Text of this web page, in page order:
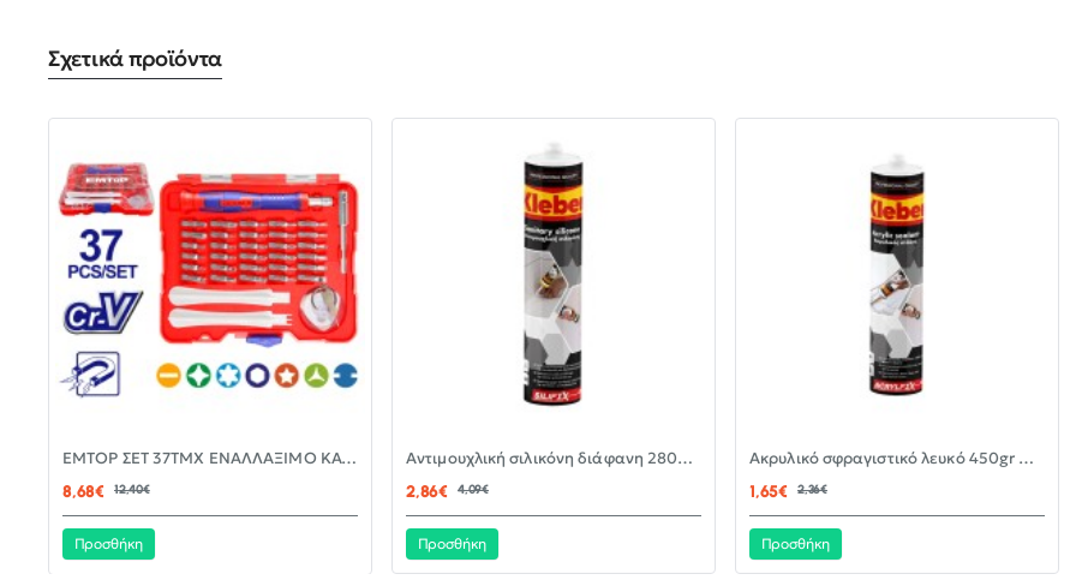
Σχετικά προϊόντα
-30%EMTOP ΣΕΤ 37ΤΜΧ ΕΝΑΛΛΑΞΙΜΟ ΚΑΤΣΑΒΙΔΙ ΜΕ ΜΥΤΕΣ EBST03702
8,68€
12,40€
Προσθήκη
-30%Αντιμουχλική σιλικόνη διάφανη 280ml KLEBER
2,86€
4,09€
Προσθήκη
-30%Ακρυλικό σφραγιστικό λευκό 450gr KLEBER
1,65€
2,36€
Προσθήκη